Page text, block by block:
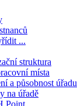
...
struktura
místa
a působnost úřadu
na úřadě
Point